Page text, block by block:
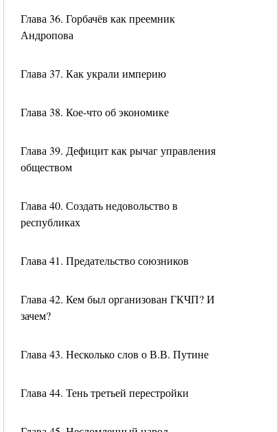
Глава 36. Горбачёв как преемник
Андропова
Глава 37. Как украли империю
Глава 38. Кое-что об экономике
Глава 39. Дефицит как рычаг управления
обществом
Глава 40. Создать недовольство в
республиках
Глава 41. Предательство союзников
Глава 42. Кем был организован ГКЧП? И
зачем?
Глава 43. Несколько слов о В.В. Путине
Глава 44. Тень третьей перестройки